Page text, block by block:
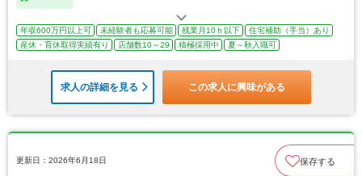
年収600万円以上可 未経験者も応募可能 残業月10ｈ以下
住宅補助（手当）あり
産休・育休取得実績有り
店舗数10～29 積極採用中 夏～秋入職可
求人の詳細を見る この求人に興味がある
更新日：2026年6月18日 保存する